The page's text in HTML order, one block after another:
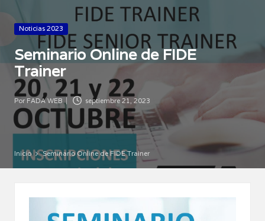
Publicada
Noticias 2023
Seminario Online de FIDE
Trainer
Publicado
por
Por FADA WEB septiembre 21, 2023
Inicio Seminario Online de FIDE Trainer